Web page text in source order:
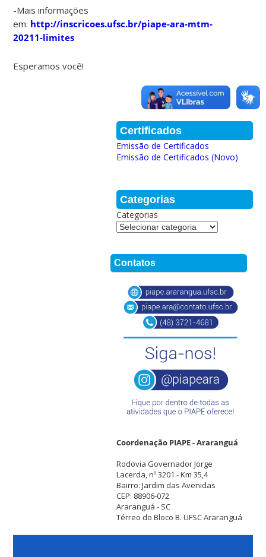
-Mais informações
em: http://inscricoes.ufsc.br/piape-ara-mtm-
20211-limites
Esperamos você!
Certificados
Emissão de Certificados
Emissão de Certificados (Novo)
Categorias
Categorias
Contatos
Coordenação PIAPE - Araranguá
Rodovia Governador Jorge
Lacerda, nº 3201 - Km 35,4
Bairro: Jardim das Avenidas
CEP: 88906-072
Araranguá - SC
Térreo do Bloco B. UFSC Araranguá